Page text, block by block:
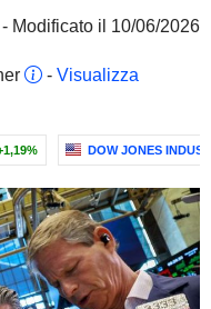
Modificato il 10/06/2026
- Visualizza
DOW JONES